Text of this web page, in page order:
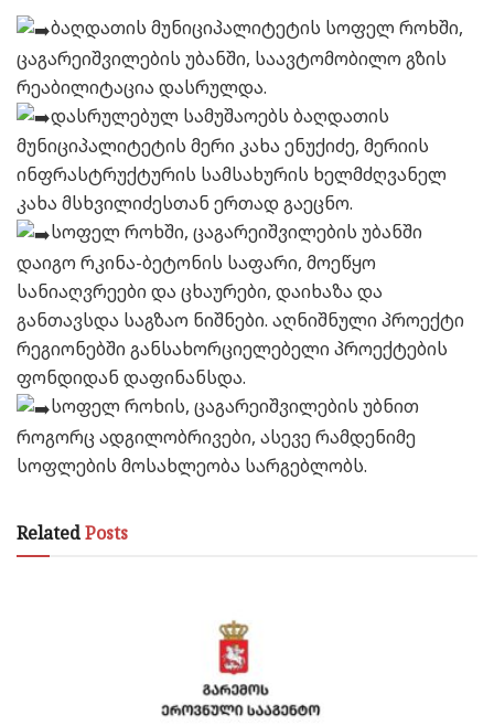
ბაღდათის მუნიციპალიტეტის სოფელ როხში,
ცაგარეიშვილების უბანში, საავტომობილო გზის
რეაბილიტაცია დასრულდა.
დასრულებულ სამუშაოებს ბაღდათის
მუნიციპალიტეტის მერი კახა ენუქიძე, მერიის
ინფრასტრუქტურის სამსახურის ხელმძღვანელ
კახა მსხვილიძესთან ერთად გაეცნო.
სოფელ როხში, ცაგარეიშვილების უბანში
დაიგო რკინა-ბეტონის საფარი, მოეწყო
სანიაღვრეები და ცხაურები, დაიხაზა და
განთავსდა საგზაო ნიშნები. აღნიშნული პროექტი
რეგიონებში განსახორციელებელი პროექტების
ფონდიდან დაფინანსდა.
სოფელ როხის, ცაგარეიშვილების უბნით
როგორც ადგილობრივები, ასევე რამდენიმე
სოფლების მოსახლეობა სარგებლობს.
RelatedPosts